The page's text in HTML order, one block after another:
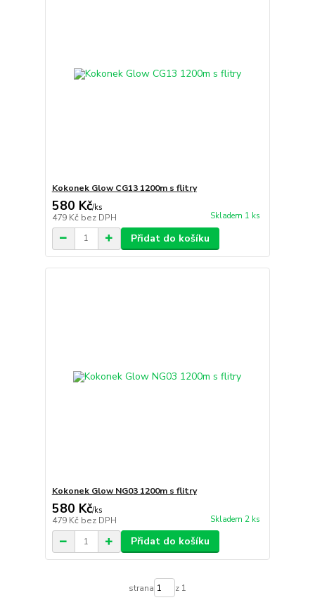
Kokonek Glow CG13 1200m s flitry
580 Kč/ks
479 Kč bez DPH Skladem 1 ks
Přidat do košíku
Kokonek Glow NG03 1200m s flitry
580 Kč/ks
479 Kč bez DPH Skladem 2 ks
Přidat do košíku
strana z 1